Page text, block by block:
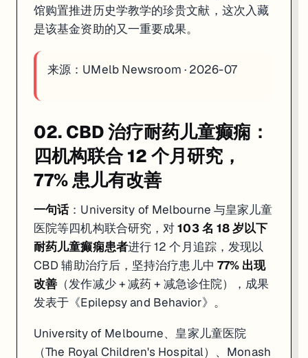
馆购置推进历史学教学的珍贵文献，这次入藏
是该基金资助的又一重要成果。
来源： UMelb Newsroom · 2026-07
02. CBD 治疗耐药儿童癫痫：
四机构联合 12 个月研究，
77% 患儿有改善
一句话：University of Melbourne 与皇家儿童
医院等四机构联合研究，对103 名 18 岁以下
耐药儿童癫痫患者进行 12 个月追踪，发现以
CBD 辅助治疗后，坚持治疗患儿中 77% 出现
改善 （发作减少 + 减药 + 减急诊住院），成果
发表于《Epilepsy and Behavior》。
University of Melbourne、皇家儿童医院
（The Royal Children's Hospital）、Monash